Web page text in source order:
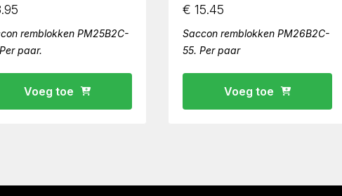
remblokken PM25B2C-
paar.
Voeg toe
€ 15.45
Saccon remblokken PM26B2C-
55. Per paar
Voeg toe